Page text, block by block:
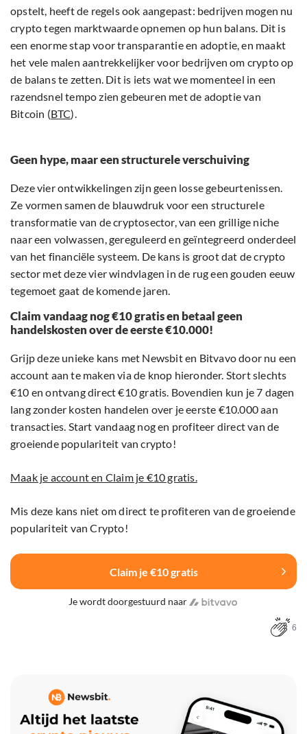
opstelt, heeft de regels ook aangepast: bedrijven mogen nu
crypto tegen marktwaarde opnemen op hun balans. Dit is
een enorme stap voor transparantie en adoptie, en maakt
het vele malen aantrekkelijker voor bedrijven om crypto op
de balans te zetten. Dit is iets wat we momenteel in een
razendsnel tempo zien gebeuren met de adoptie van
Bitcoin (BTC).
Geen hype, maar een structurele verschuiving
Deze vier ontwikkelingen zijn geen losse gebeurtenissen.
Ze vormen samen de blauwdruk voor een structurele
transformatie van de cryptosector, van een grillige niche
naar een volwassen, gereguleerd en geïntegreerd onderdeel
van het financiële systeem. De kans is groot dat de crypto
sector met deze vier windvlagen in de rug een gouden eeuw
tegemoet gaat de komende jaren.
Claim vandaag nog €10 gratis en betaal geen
handelskosten over de eerste €10.000!
Grijp deze unieke kans met Newsbit en Bitvavo door nu een
account aan te maken via de knop hieronder. Stort slechts
€10 en ontvang direct €10 gratis. Bovendien kun je 7 dagen
lang zonder kosten handelen over je eerste €10.000 aan
transacties. Start vandaag nog en profiteer direct van de
groeiende populariteit van crypto!
Maak je account en Claim je €10 gratis.
Mis deze kans niet om direct te profiteren van de groeiende
populariteit van Crypto!
Claim je €10 gratis
Je wordt doorgestuurd naar
6